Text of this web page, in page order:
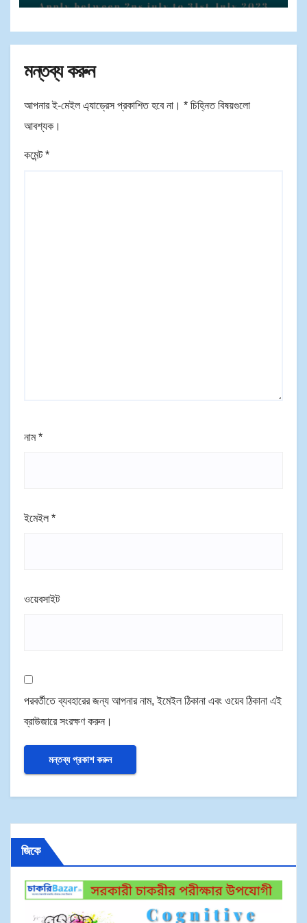
মন্তব্য করুন
আপনার ই-মেইল এ্যাড্রেস প্রকাশিত হবে না। * চিহ্নিত বিষয়গুলো
আবশ্যক।
কমেন্ট*
নাম*
ইমেইল *
ওয়েবসাইট
পরবর্তীতে ব্যবহারের জন্য আপনার নাম, ইমেইল ঠিকানা এবং ওয়েব ঠিকানা এই
ব্রাউজারে সংরক্ষণ করুন।
জিকে